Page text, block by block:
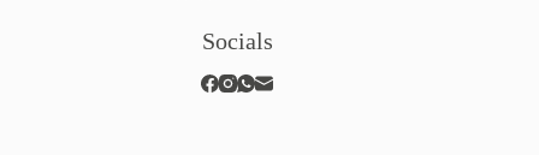
Socials